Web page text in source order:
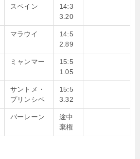
スペイン
14:3
3.20
マラウイ
14:5
2.89
ミャンマー
15:5
1.05
サントメ・
プリンシペ
15:5
3.32
バーレーン
途中
棄権